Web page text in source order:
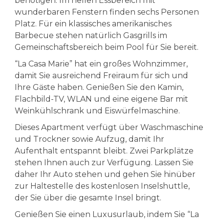
wunderbaren Fenstern finden sechs Personen
Platz. Für ein klassisches amerikanisches
Barbecue stehen natürlich Gasgrills im
Gemeinschaftsbereich beim Pool für Sie bereit.
“La Casa Marie” hat ein großes Wohnzimmer,
damit Sie ausreichend Freiraum für sich und
Ihre Gäste haben. Genießen Sie den Kamin,
Flachbild-TV, WLAN und eine eigene Bar mit
Weinkühlschrank und Eiswürfelmaschine.
Dieses Apartment verfügt über Waschmaschine
und Trockner sowie Aufzug, damit Ihr
Aufenthalt entspannt bleibt. Zwei Parkplätze
stehen Ihnen auch zur Verfügung. Lassen Sie
daher Ihr Auto stehen und gehen Sie hinüber
zur Haltestelle des kostenlosen Inselshuttle,
der Sie über die gesamte Insel bringt.
Genießen Sie einen Luxusurlaub, indem Sie “La